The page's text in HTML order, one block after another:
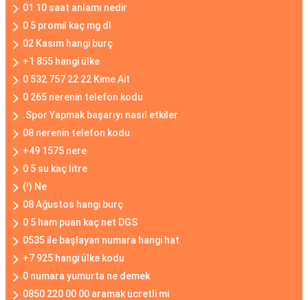
01 10 saat anlamı nedir
0 5 promil kaç mg dl
02 Kasım hangi burç
+1 855 hangi ülke
0 532 757 22 22 Kime Ait
0 265 nerenin telefon kodu
.Spor Yapmak başarıyı nasıl etkiler
08 nerenin telefon kodu
+49 1575 nere
0 5 su kaç litre
(!) Ne
08 Ağustos hangi burç
0 5 ham puan kaç net DGS
0535 ile başlayan numara hangi hat
+7 925 hangi ülke kodu
0 numara yumurta ne demek
0850 220 00 00 aramak ücretli mi